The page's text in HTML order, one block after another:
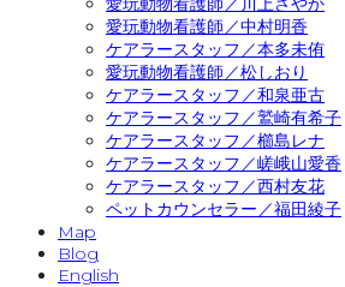
愛玩動物看護師／中村明香
ケアラースタッフ／本多未侑
愛玩動物看護師／松しおり
ケアラースタッフ／和泉亜古
ケアラースタッフ／鷲崎有希子
ケアラースタッフ／櫛島レナ
ケアラースタッフ／嵯峨山愛香
ケアラースタッフ／西村友花
ペットカウンセラー／福田綾子
Map
Blog
English